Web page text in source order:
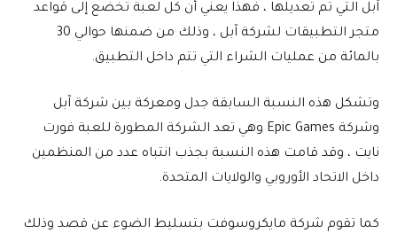
آبل التي تم تعديلها ، فهذا يعني أن كل لعبة تخضع إلى قواعد
متجر التطبيقات لشركة آبل ، وذلك من ضمنها حوالي 30
بالمائة من عمليات الشراء التي تتم داخل التطبيق.
وتشكل هذه النسبة السابقة جدل ومعركة بين شركة آبل
وشركة Epic Games وهي تعد الشركة المطورة للعبة فورت
نايت ، وقد قامت هذه النسبة بجذب انتباه عدد من المنظمين
داخل الاتحاد الأوروبي والولايات المتحدة.
كما تقوم شركة مايكروسوفت بتسليط الضوء عن قصد وذلك